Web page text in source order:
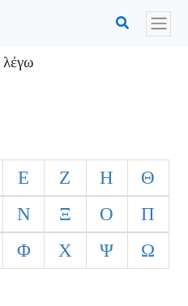
λέγω
Ε Ζ Η
Θ
Ν Ξ Ο
Π
Φ Χ Ψ Ω